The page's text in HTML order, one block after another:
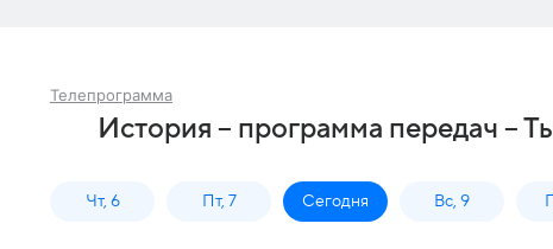
Телепрограмма
История – программа передач –
Чт, 6 Пт, 7 Сегодня Вс, 9